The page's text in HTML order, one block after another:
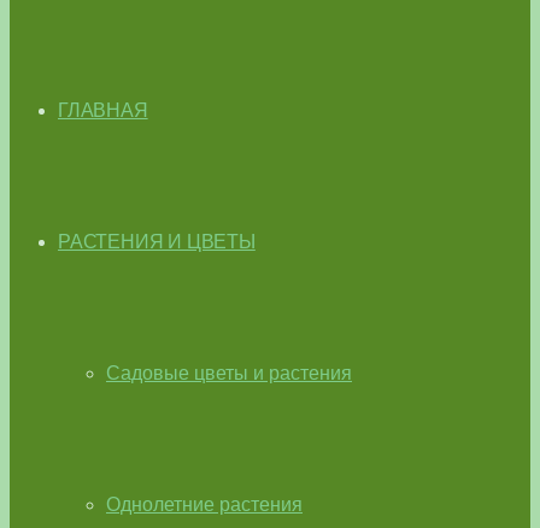
ГЛАВНАЯ
РАСТЕНИЯ И ЦВЕТЫ
Садовые цветы и растения
Однолетние растения